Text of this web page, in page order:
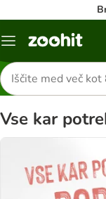
Meni
Iskanje
izdelkov
Vse kar